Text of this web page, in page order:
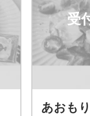
受
あおも